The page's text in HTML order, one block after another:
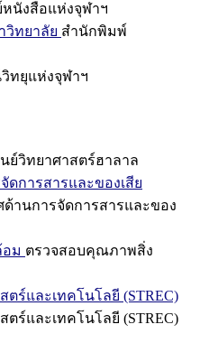
นังสือแห่งจุฬาฯ
ทยาลัย สำนักพิมพ์
ทยุแห่งจุฬาฯ
ย์วิทยาศาสตร์ฮาลาล
ดการสารและของเสีย
ด้านการจัดการสารและของ
ม ตรวจสอบคุณภาพสิ่ง
ร์และเทคโนโลยี (STREC)
ร์และเทคโนโลยี (STREC)